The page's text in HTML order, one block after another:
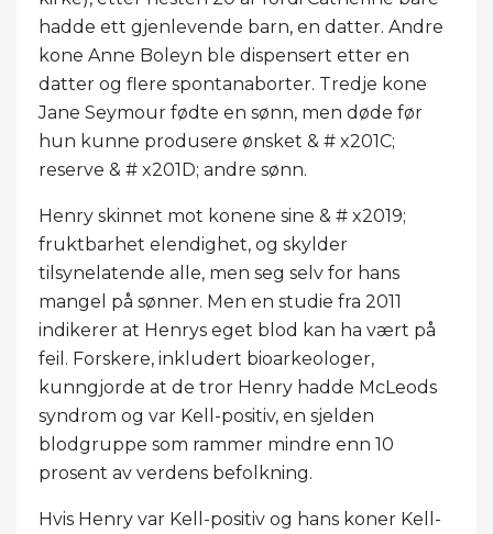
hadde ett gjenlevende barn, en datter. Andre
kone Anne Boleyn ble dispensert etter en
datter og flere spontanaborter. Tredje kone
Jane Seymour fødte en sønn, men døde før
hun kunne produsere ønsket & # x201C;
reserve & # x201D; andre sønn.
Henry skinnet mot konene sine & # x2019;
fruktbarhet elendighet, og skylder
tilsynelatende alle, men seg selv for hans
mangel på sønner. Men en studie fra 2011
indikerer at Henrys eget blod kan ha vært på
feil. Forskere, inkludert bioarkeologer,
kunngjorde at de tror Henry hadde McLeods
syndrom og var Kell-positiv, en sjelden
blodgruppe som rammer mindre enn 10
prosent av verdens befolkning.
Hvis Henry var Kell-positiv og hans koner Kell-